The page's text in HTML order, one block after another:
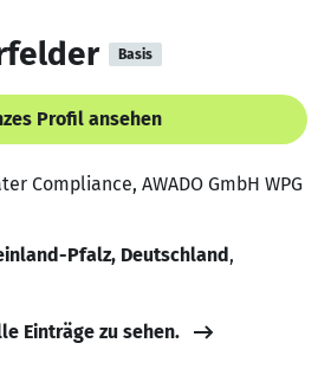
Basis
Profil ansehen
Compliance, AWADO GmbH WPG
Pfalz, Deutschland,
Einträge zu sehen.